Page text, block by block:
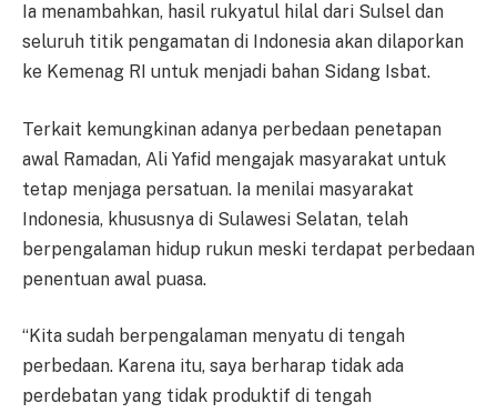
Ia menambahkan, hasil rukyatul hilal dari Sulsel dan
seluruh titik pengamatan di Indonesia akan dilaporkan
ke Kemenag RI untuk menjadi bahan Sidang Isbat.
Terkait kemungkinan adanya perbedaan penetapan
awal Ramadan, Ali Yafid mengajak masyarakat untuk
tetap menjaga persatuan. Ia menilai masyarakat
Indonesia, khususnya di Sulawesi Selatan, telah
berpengalaman hidup rukun meski terdapat perbedaan
penentuan awal puasa.
“Kita sudah berpengalaman menyatu di tengah
perbedaan. Karena itu, saya berharap tidak ada
perdebatan yang tidak produktif di tengah